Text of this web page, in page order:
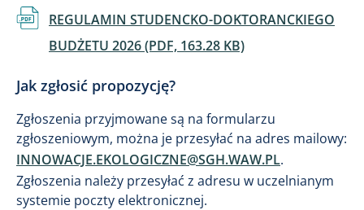
DokumentREGULAMIN STUDENCKO-DOKTORANCKIEGO
BUDŻETU 2026 (PDF, 163.28 KB)
Jak zgłosić propozycję?
Zgłoszenia przyjmowane są na formularzu
zgłoszeniowym, można je przesyłać na adres mailowy:
INNOWACJE.EKOLOGICZNE@SGH.WAW.PL.
Zgłoszenia należy przesyłać z adresu w uczelnianym
systemie poczty elektronicznej.